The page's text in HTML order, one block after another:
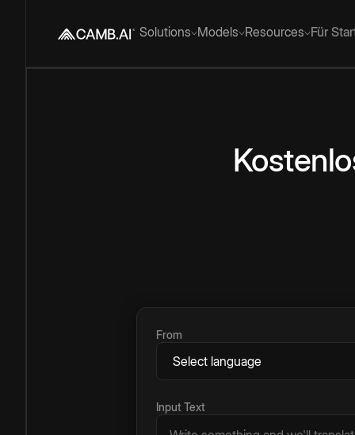
Solutions Models Resources Für
From
Input Text